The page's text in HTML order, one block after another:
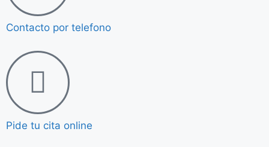
Contacto por telefono
Pide tu cita online